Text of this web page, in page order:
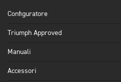
Configuratore
Triumph Approved
Manuali
Accessori